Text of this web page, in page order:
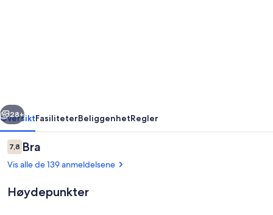
|
Orlando
Near
Theme
Neste
28+
OversiktFasiliteterBeliggenhetRegler
Anmeldelser
7,87,8 av 10 –
Bra
Vis alle de 139 anmeldelsene
Høydepunkter